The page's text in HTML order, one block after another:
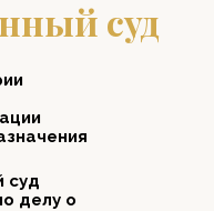
суд
суд
делу о